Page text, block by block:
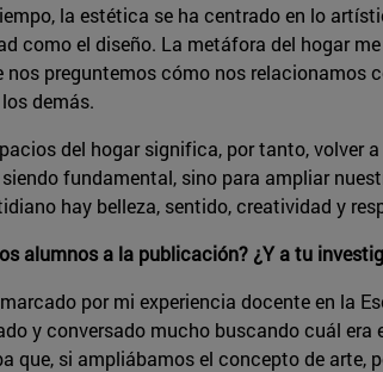
la estética se ha centrado en lo
como el diseño. La metáfora del hogar
nos preguntemos cómo nos relacionamos
demás.
del hogar significa, por tanto, volver
fundamental, sino para ampliar
hay belleza, sentido, creatividad y
alumnos a la publicación? ¿Y a tu
por mi experiencia docente en la
y conversado mucho buscando cuál era
que, si ampliábamos el concepto de arte,